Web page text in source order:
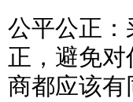
公平公正
正，避免
商都应该